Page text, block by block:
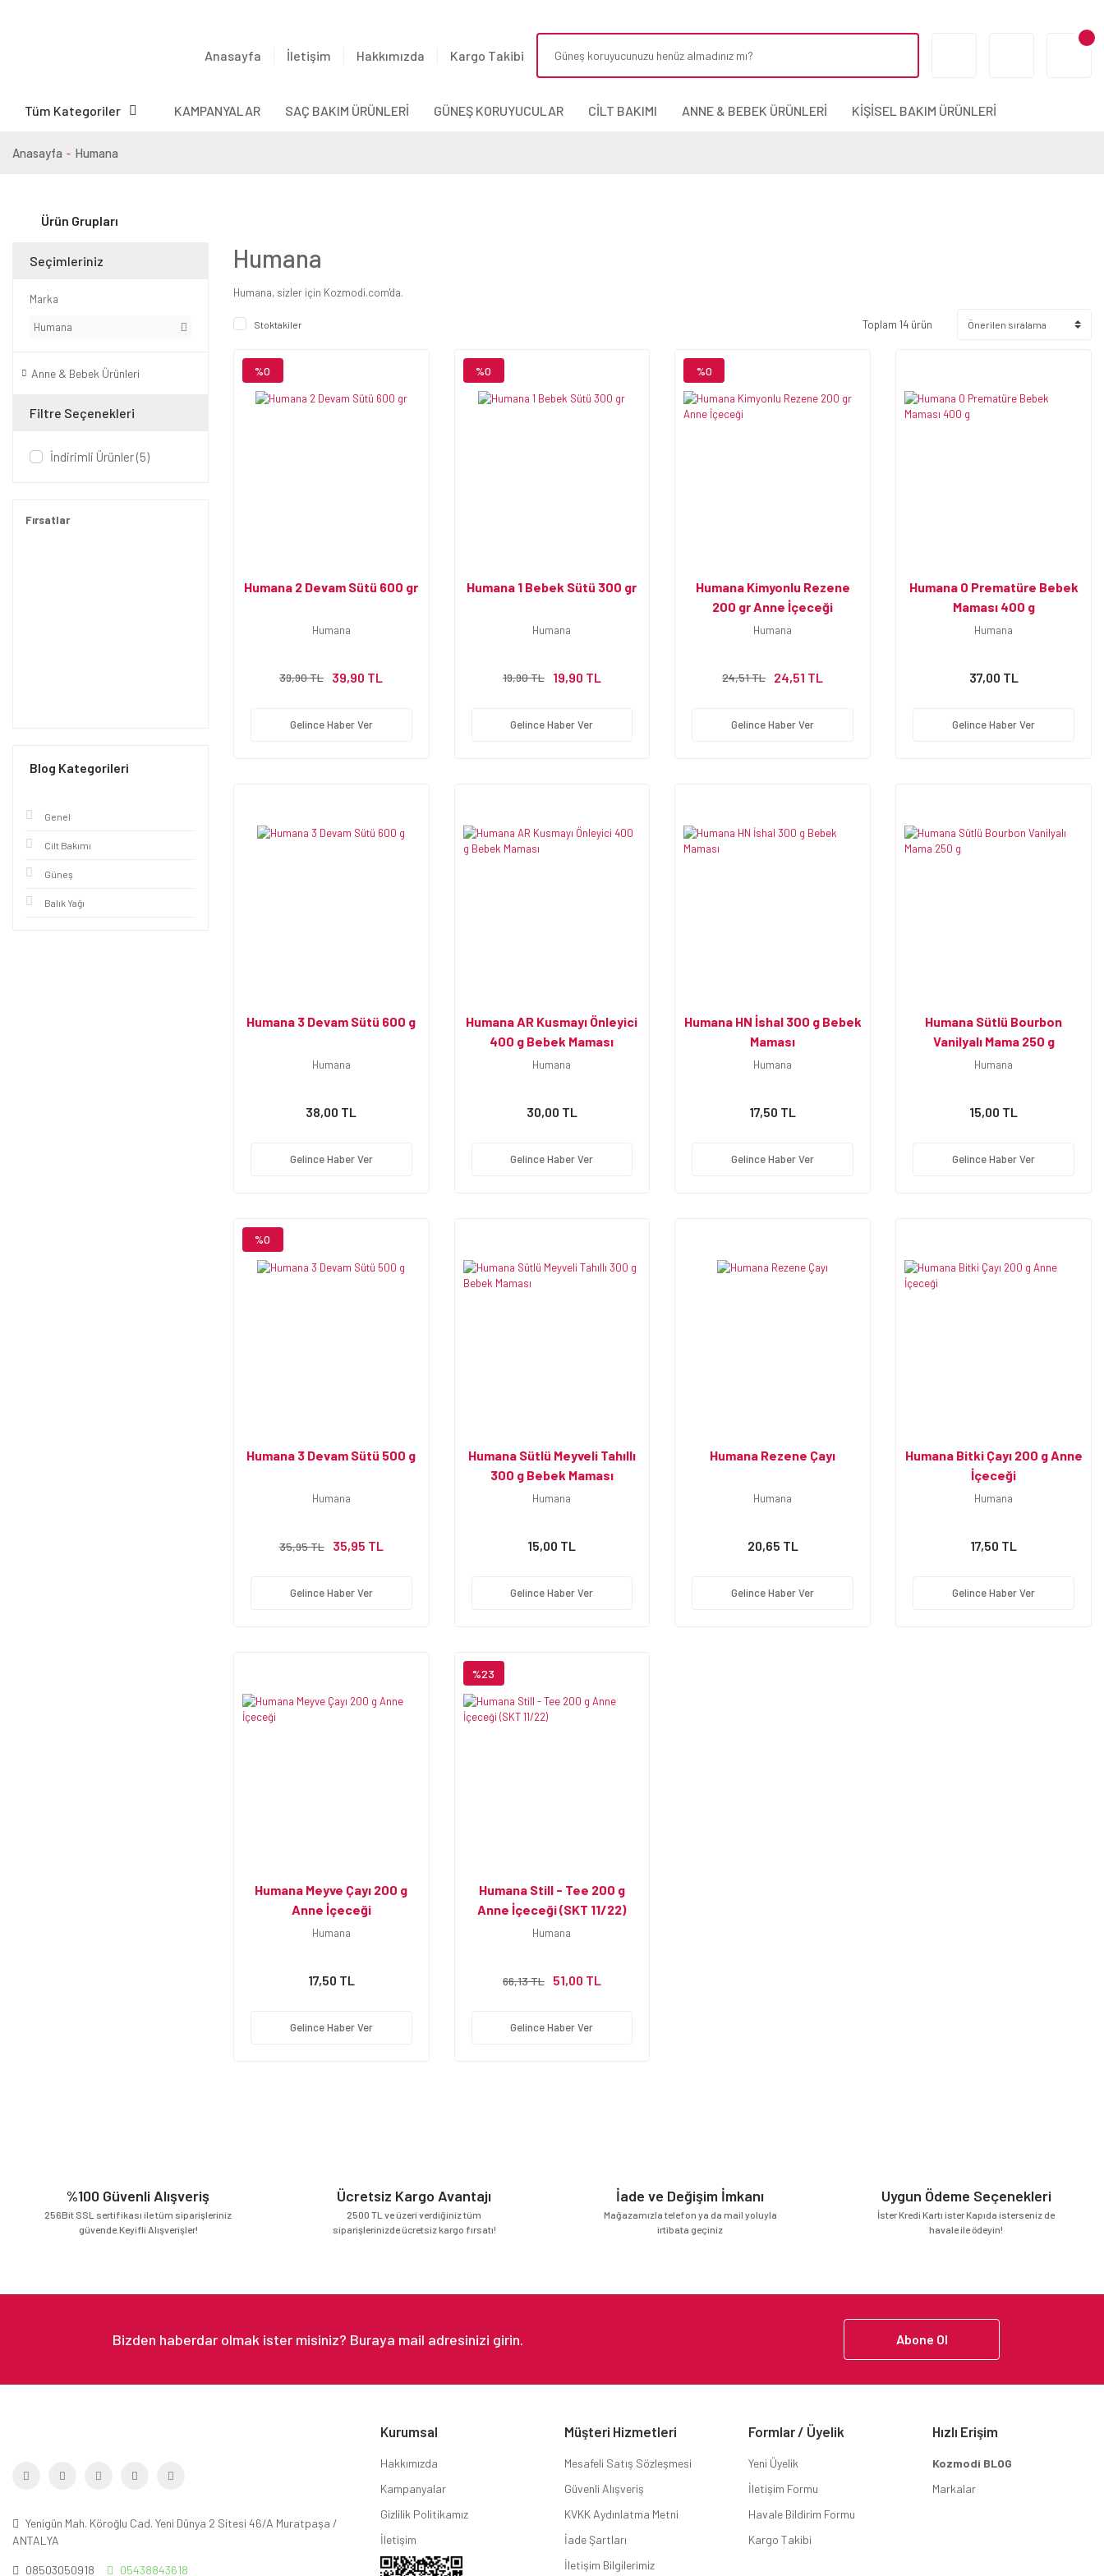
Anasayfa İletişim Hakkımızda Kargo Takibi
Tüm Kategoriler KAMPANYALAR SAÇ BAKIM ÜRÜNLERİ GÜNEŞ KORUYUCULAR CİLT BAKIMI ANNE & BEBEK ÜRÜNLERİ KİŞİSEL BAKIM ÜRÜNLERİ
Anasayfa Humana
Ürün Grupları
Seçimleriniz
Marka
Humana
Anne & Bebek Ürünleri
Filtre Seçenekleri
İndirimli Ürünler (5)
Fırsatlar
Blog Kategorileri
Genel
Cilt Bakımı
Güneş
Balık Yağı
Humana
Humana, sizler için Kozmodi.com'da.
Stoktakiler Toplam 14 ürün
%0
Humana 2 Devam Sütü 600 gr
Humana
39,90 TL 39,90 TL
Gelince Haber Ver
%0
Humana 1 Bebek Sütü 300 gr
Humana
19,90 TL 19,90 TL
Gelince Haber Ver
%0
Humana Kimyonlu Rezene
200 gr Anne İçeceği
Humana
24,51 TL 24,51 TL
Gelince Haber Ver
Humana 0 Prematüre Bebek
Maması 400 g
Humana
37,00 TL
Gelince Haber Ver
Humana 3 Devam Sütü 600 g
Humana
38,00 TL
Gelince Haber Ver
Humana AR Kusmayı Önleyici
400 g Bebek Maması
Humana
30,00 TL
Gelince Haber Ver
Humana HN İshal 300 g Bebek
Maması
Humana
17,50 TL
Gelince Haber Ver
Humana Sütlü Bourbon
Vanilyalı Mama 250 g
Humana
15,00 TL
Gelince Haber Ver
%0
Humana 3 Devam Sütü 500 g
Humana
35,95 TL 35,95 TL
Gelince Haber Ver
Humana Sütlü Meyveli Tahıllı
300 g Bebek Maması
Humana
15,00 TL
Gelince Haber Ver
Humana Rezene Çayı
Humana
20,65 TL
Gelince Haber Ver
Humana Bitki Çayı 200 g Anne
İçeceği
Humana
17,50 TL
Gelince Haber Ver
Humana Meyve Çayı 200 g
Anne İçeceği
Humana
17,50 TL
Gelince Haber Ver
%23
Humana Still - Tee 200 g
Anne İçeceği (SKT 11/22)
Humana
66,13 TL 51,00 TL
Gelince Haber Ver
%100 Güvenli Alışveriş
256Bit SSL sertifikası ile tüm siparişleriniz
güvende.Keyifli Alışverişler!
Ücretsiz Kargo Avantajı
2500 TL ve üzeri verdiğiniz tüm
siparişlerinizde ücretsiz kargo fırsatı!
İade ve Değişim İmkanı
Mağazamızla telefon ya da mail yoluyla
irtibata geçiniz
Uygun Ödeme Seçenekleri
İster Kredi Kartı ister Kapıda isterseniz de
havale ile ödeyin!
Abone Ol
Yenigün Mah. Köroğlu Cad. Yeni Dünya 2 Sitesi 46/A Muratpaşa /
ANTALYA
08503050918 05438843618
Kurumsal
Hakkımızda
Kampanyalar
Gizlilik Politikamız
İletişim
Müşteri Hizmetleri
Mesafeli Satış Sözleşmesi
Güvenli Alışveriş
KVKK Aydınlatma Metni
İade Şartları
İletişim Bilgilerimiz
Formlar / Üyelik
Yeni Üyelik
İletişim Formu
Havale Bildirim Formu
Kargo Takibi
Hızlı Erişim
Kozmodi BLOG
Markalar